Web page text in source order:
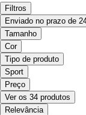
Filtros
Enviado no prazo de
Tamanho
Cor
Tipo de produto
Sport
Preço
Ver os 34 produtos
Relevância